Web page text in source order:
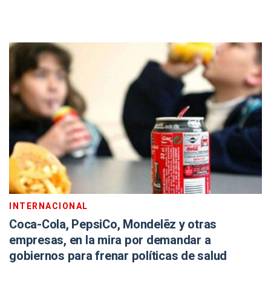
INTERNACIONAL
Coca-Cola, PepsiCo, Mondelēz y otras
empresas, en la mira por demandar a
gobiernos para frenar políticas de salud